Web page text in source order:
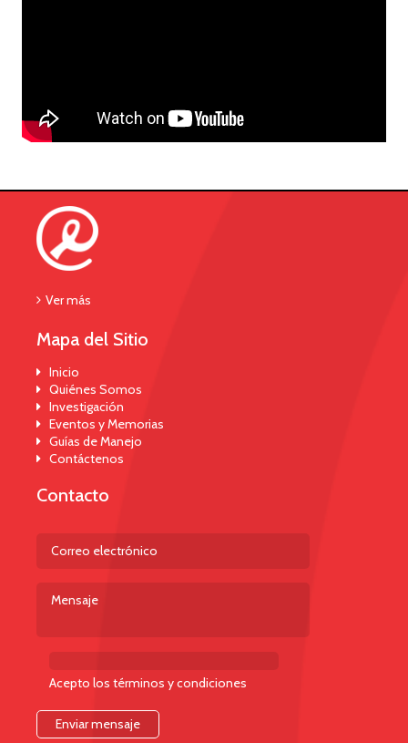
Ver más
Mapa del Sitio
Inicio
Quiénes Somos
Investigación
Eventos y Memorias
Guías de Manejo
Contáctenos
Contacto
Acepto los términos y condiciones